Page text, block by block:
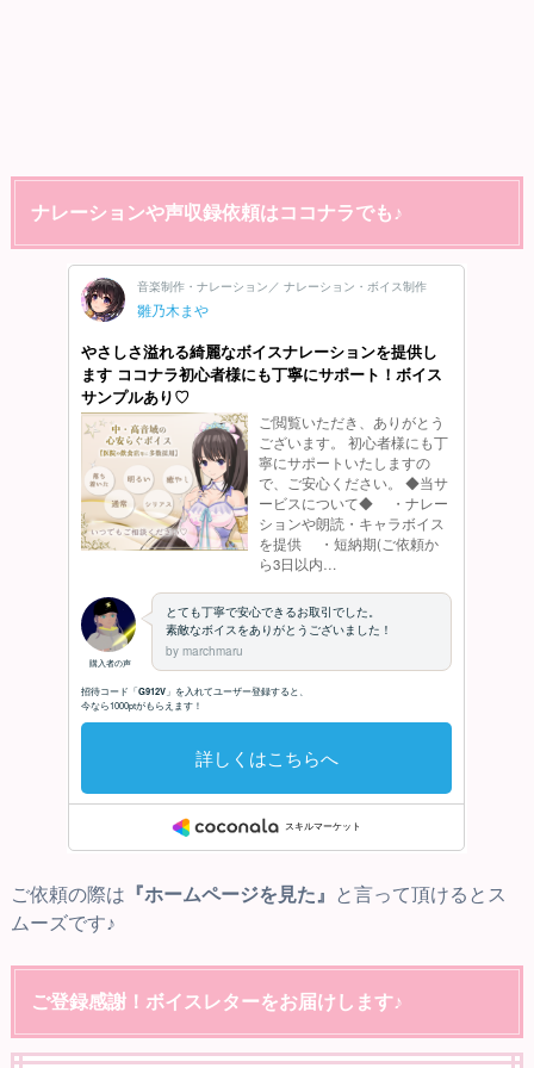
ナレーションや声収録依頼はココナラでも♪
ご依頼の際は 『ホームページを見た』
と言って頂けるとス
ムーズです♪
ご登録感謝！ボイスレターをお届けします♪